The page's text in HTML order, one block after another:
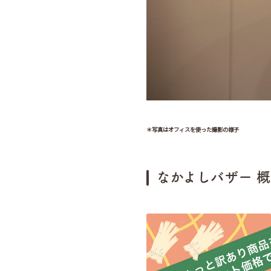
＊写真はオフィスを使った撮影の様子
なかよしバザー